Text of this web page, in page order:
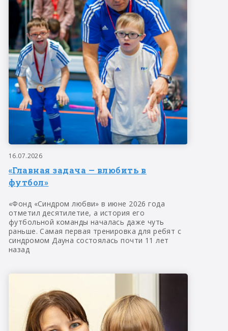
16.07.2026
«Главная задача — влюбить в
футбол»
«Фонд «Синдром любви» в июне 2026 года
отметил десятилетие, а история его
футбольной команды началась даже чуть
раньше. Самая первая тренировка для ребят с
синдромом Дауна состоялась почти 11 лет
назад